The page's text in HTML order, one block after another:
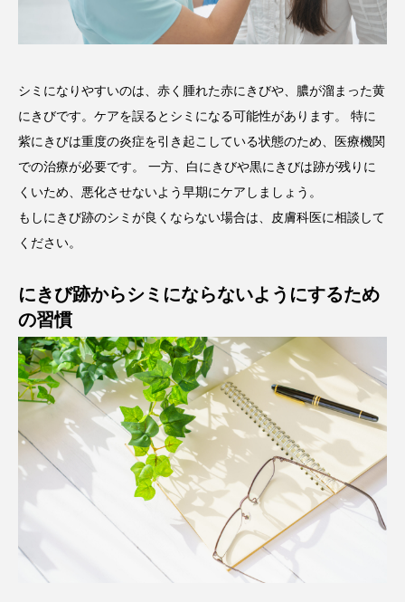
シミになりやすいのは、赤く腫れた赤にきびや、膿が溜まった黄
にきびです。ケアを誤るとシミになる可能性があります。 特に
紫にきびは重度の炎症を引き起こしている状態のため、医療機関
での治療が必要です。 一方、白にきびや黒にきびは跡が残りに
くいため、悪化させないよう早期にケアしましょう。
もしにきび跡のシミが良くならない場合は、皮膚科医に相談して
ください。
にきび跡からシミにならないようにするため
の習慣